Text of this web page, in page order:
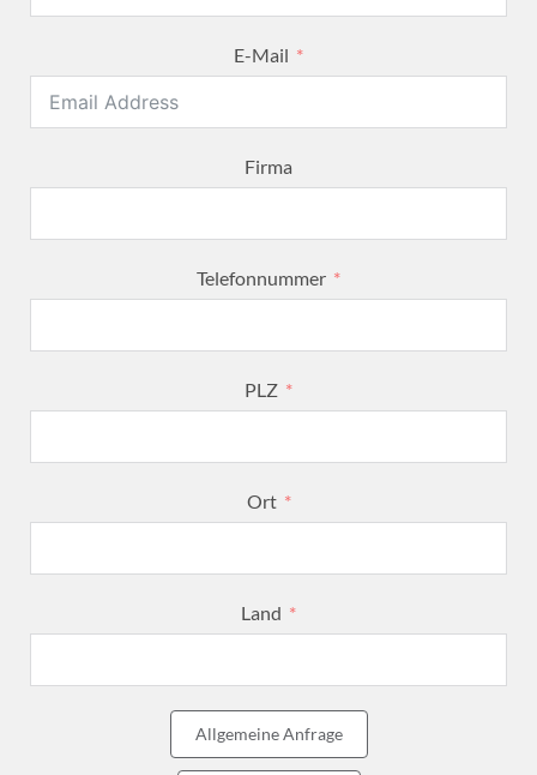
E-Mail
Firma
Telefonnummer
PLZ
Ort
Land
Allgemeine Anfrage